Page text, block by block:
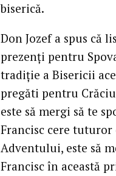
biserică.
Don Jozef a spus că
prezenţi pentru
tradiţie a Bisericii
pregăti pentru
este să mergi să te
Francisc cere
Adventului, este să
Francisc în această